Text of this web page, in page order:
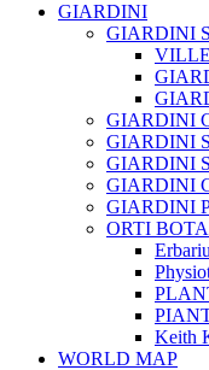
GIARDINI
GIARDINI
GIARDINI
GIARDINI
GIARDINI
GIARDINI
GIARDINI
ORTI
Keith
WORLD MAP